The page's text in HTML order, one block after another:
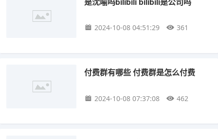
2024-10-08 04:51:29 361
付费群有哪些 付费群是怎么付费
2024-10-08 07:37:08 462